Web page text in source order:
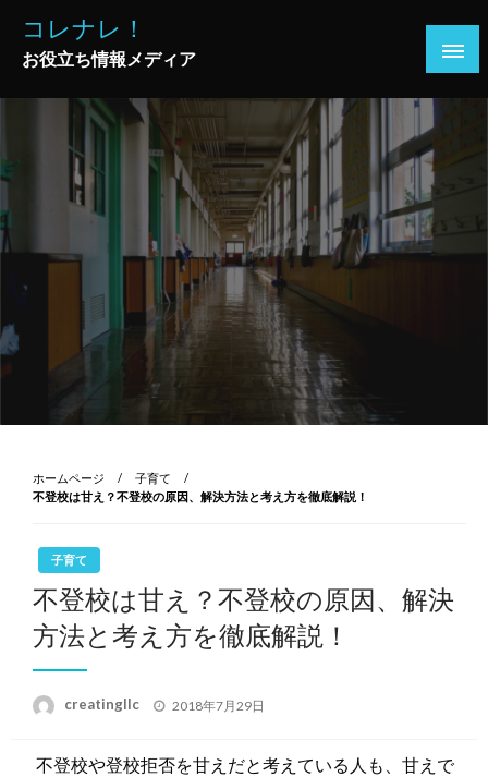
ン
ス
ッ
プ
コレナレ！
お役立ち情報メディア
ホームページ
子育て
不登校は甘え？不登校の原因、解決方法と考え方を徹底解説！
子育て
不登校は甘え？不登校の原因、解決
方法と考え方を徹底解説！
creatingllc
投
2018年7月29日
不登校や登校拒否を甘えだと考えている人も、甘えで